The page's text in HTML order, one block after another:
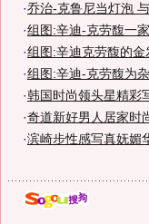
·乔治-克鲁尼当灯泡
·组图:辛迪-克劳馥一
·组图:辛迪克劳馥的金
·组图:辛迪-克劳馥为
·韩国时尚领头星精彩
·奇道新好男人居家时
·滨崎步性感写真妩媚